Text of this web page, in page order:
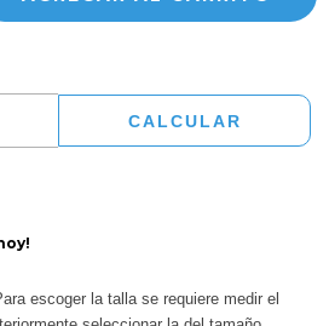
CALCULAR
escoger la talla se requiere medir el